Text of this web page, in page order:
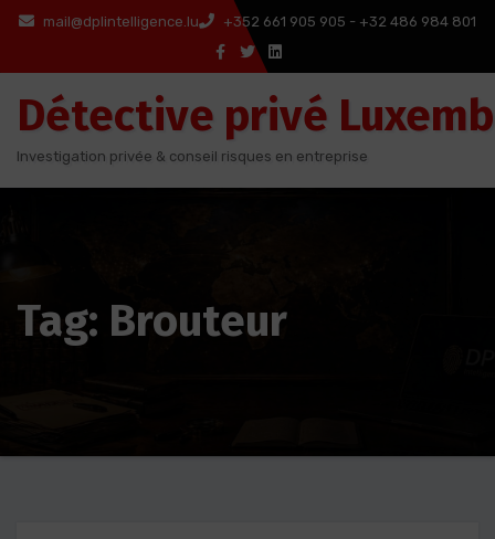
Aller
contenu
mail@dplintelligence.lu +352 661 905 905 - +32 486 984 801
Détective privé
Investigation privée & conseil risques en entreprise
Tag: Brouteur